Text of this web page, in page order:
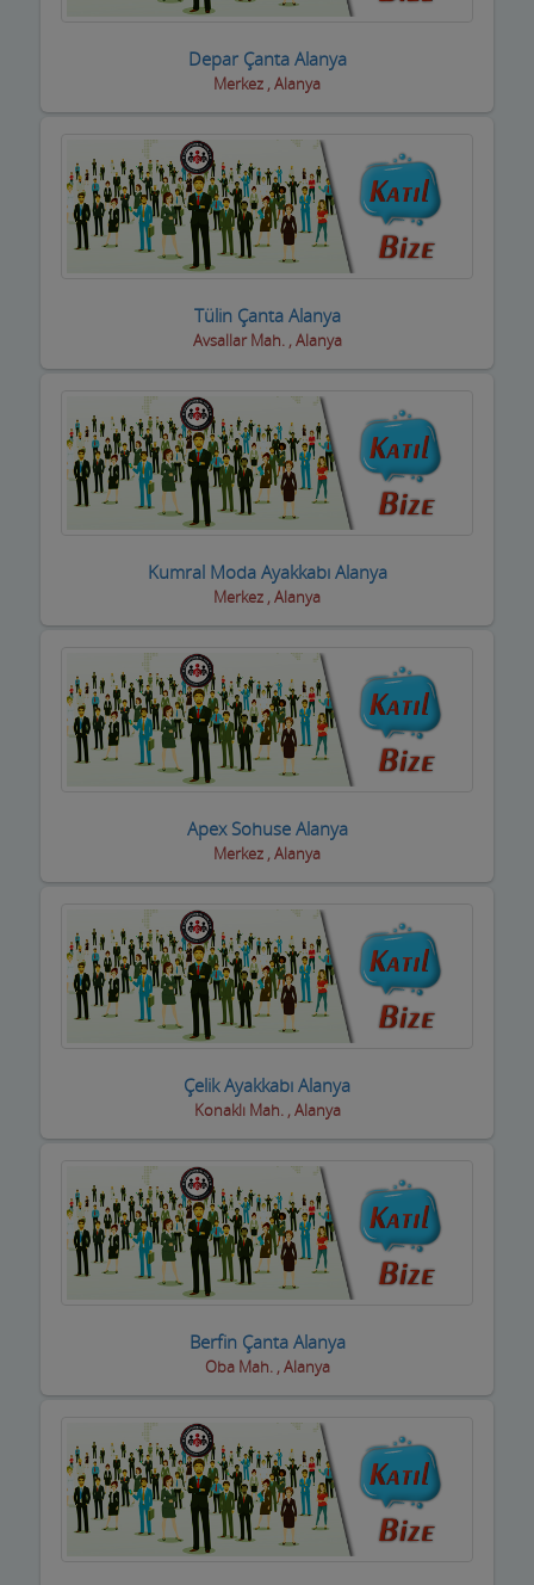
Restorant, Lokanta ve Fast Food
Sanayi Sitesi
Ses ve Işık Sistemleri
Sivil Toplum Kuruluşları
Sıhhi Tesisatcılar
Soğuk Hava Depoları
Şömine ve Soba Hizmetleri
Sondaj Hizmetleri
Spor Salonları ve Malzemeleri
Su ve Tüp Bayileri
Sürücü Kursları
Süt ve Süt Ürünleri
Taksi işletmeleri
Tarım Ürünleri ve Makinaları
Tatto Dövme Piercing
Tavuk ve Yumurta
Telefon ve Telekominasyon Hiz.
Temizlik Firmaları
Tercüme ve Danışmanlık Büroları
Terziler ve Dikimevi
Trafik Takip Firmaları
Turizm Acenteleri-uçak bilet firmaları
Uydu Teknik Servis Firmaları
Vcd-Dvd Kiralama
Depar Çanta Alanya
Merkez , Alanya
Tülin Çanta Alanya
Avsallar Mah. , Alanya
Kumral Moda Ayakkabı Alanya
Merkez , Alanya
Apex Sohuse Alanya
Merkez , Alanya
Çelik Ayakkabı Alanya
Konaklı Mah. , Alanya
Berfin Çanta Alanya
Oba Mah. , Alanya